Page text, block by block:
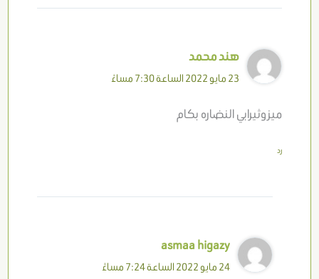
هند محمد
23 مايو 2022 الساعة 7:30 مساءً
ميزوثيرابي النضاره بكام
رد
asmaa higazy
24 مايو 2022 الساعة 7:24 مساءً